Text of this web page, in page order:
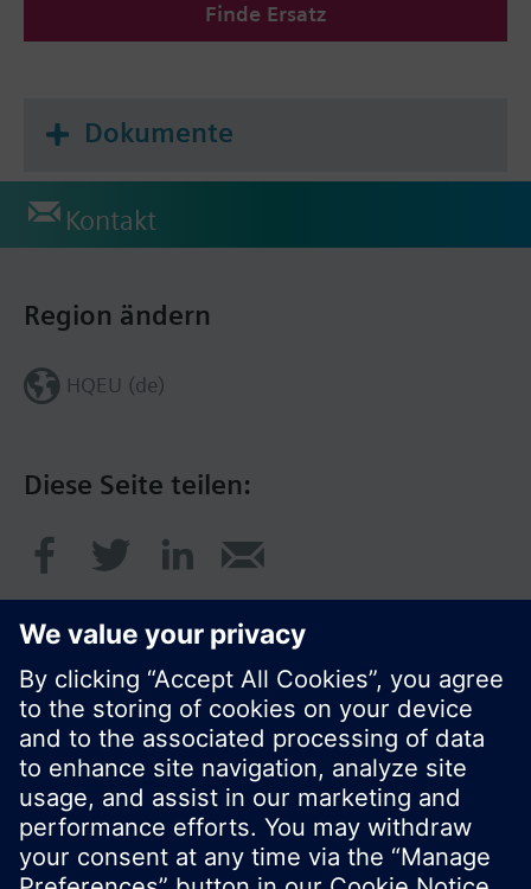
Finde Ersatz
Dokumente
Kontakt
Diese Seite teilen:
Region ändern
HQEU (de)
© Siemens Schweiz AG 2017
Produktangebot und Preise können pro Land
variieren.